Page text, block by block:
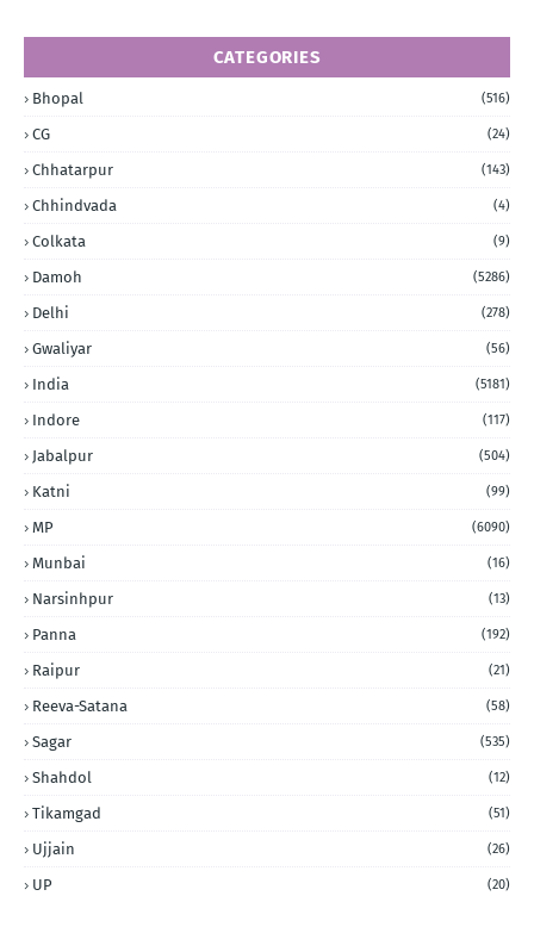
CATEGORIES
Bhopal (516)
CG (24)
Chhatarpur (143)
Chhindvada (4)
Colkata (9)
Damoh (5286)
Delhi (278)
Gwaliyar (56)
India (5181)
Indore (117)
Jabalpur (504)
Katni (99)
MP (6090)
Munbai (16)
Narsinhpur (13)
Panna (192)
Raipur (21)
Reeva-Satana (58)
Sagar (535)
Shahdol (12)
Tikamgad (51)
Ujjain (26)
UP (20)